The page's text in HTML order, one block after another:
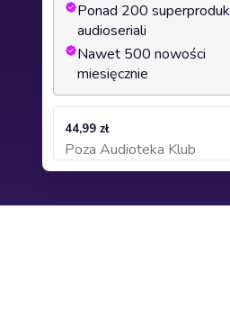
Ponad 200
audioseriali
Nawet 500 nowości
miesięcznie
44,99 zł
Poza Audioteka Klub
Dodaj do koszyka